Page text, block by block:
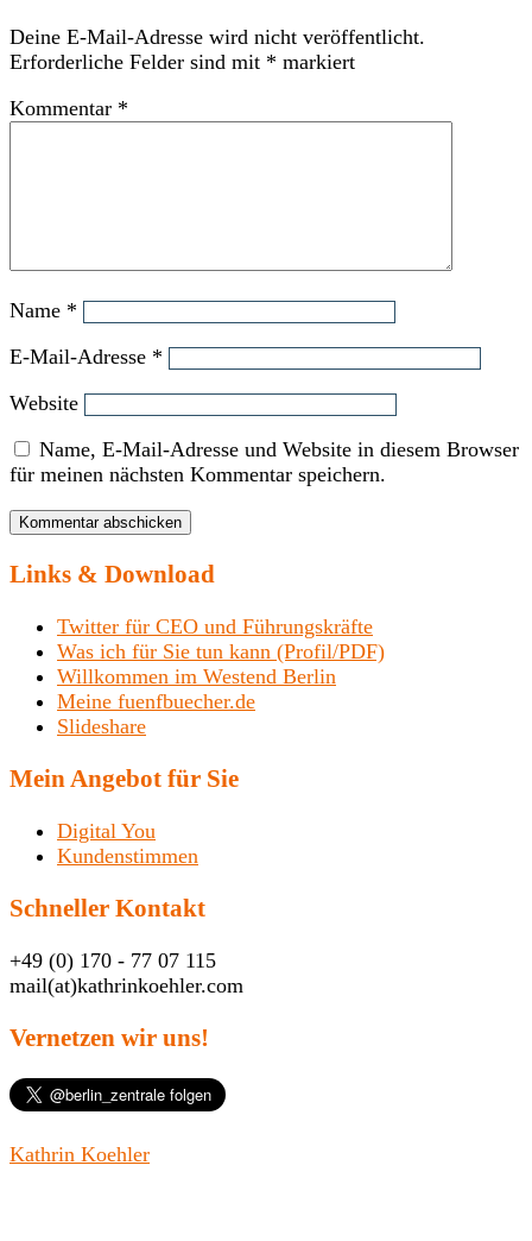
Deine E-Mail-Adresse wird nicht veröffentlicht.
Erforderliche Felder sind mit * markiert
Kommentar *
Name *
E-Mail-Adresse *
Website
Name, E-Mail-Adresse und Website in diesem Browser
für meinen nächsten Kommentar speichern.
Links & Download
Twitter für CEO und Führungskräfte
Was ich für Sie tun kann (Profil/PDF)
Willkommen im Westend Berlin
Meine fuenfbuecher.de
Slideshare
Mein Angebot für Sie
Digital You
Kundenstimmen
Schneller Kontakt
+49 (0) 170 - 77 07 115
mail(at)kathrinkoehler.com
Vernetzen wir uns!
Kathrin Koehler